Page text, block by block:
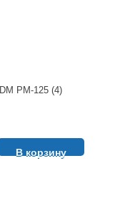
РМ-125 (4)
В корзину